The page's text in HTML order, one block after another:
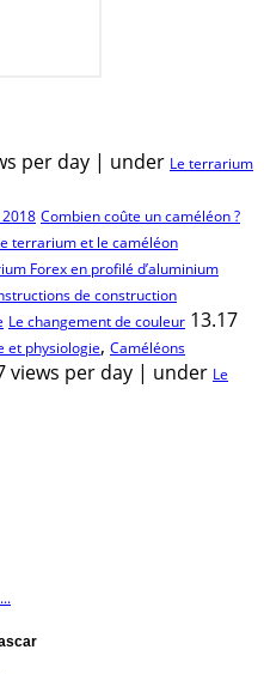
per day | under Le terrarium
Combien coûte un caméléon ?
terrarium et le caméléon
Forex en profilé d’aluminium
de construction
Le changement de couleur 13.17
et physiologie, Caméléons
views per day | under Le